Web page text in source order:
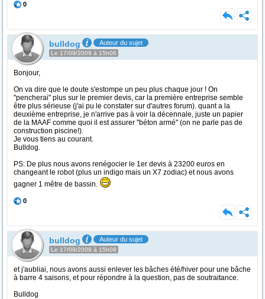
0
bulldog Auteur du sujet
Le 17/09/2009 à 15h06
Bonjour,
On va dire que le doute s'estompe un peu plus chaque jour ! On
"pencherai" plus sur le premier devis, car la première entreprise semble
être plus sérieuse (j'ai pu le constater sur d'autres forum). quant a la
deuxième entreprise, je n'arrive pas à voir la décennale, juste un papier
de la MAAF comme quoi il est assurer "béton armé" (on ne parle pas de
construction piscine!).
Je vous tiens au courant.
Bulldog.
PS: De plus nous avons renégocier le 1er devis à 23200 euros en
changeant le robot (plus un indigo mais un X7 zodiac) et nous avons
gagner 1 mêtre de bassin.
0
bulldog Auteur du sujet
Le 17/09/2009 à 15h08
et j'aubliai, nous avons aussi enlever les bâches été/hiver pour une bâche
à barre 4 saisons, et pour répondre à la question, pas de soutraitance.
Bulldog